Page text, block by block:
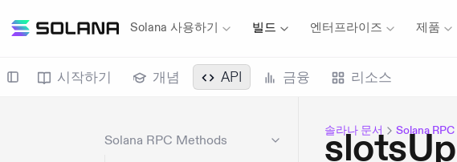
Solana 사용하기 빌드 엔터프라이즈 제품
시작하기 개념 API 금융 리소스
Solana RPC Methods
솔라나 문서 Solana